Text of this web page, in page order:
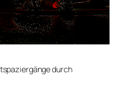
durch